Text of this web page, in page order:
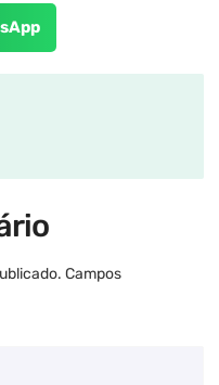
Campos